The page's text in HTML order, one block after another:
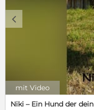
c
mit Video
Niki – Ein Hund der